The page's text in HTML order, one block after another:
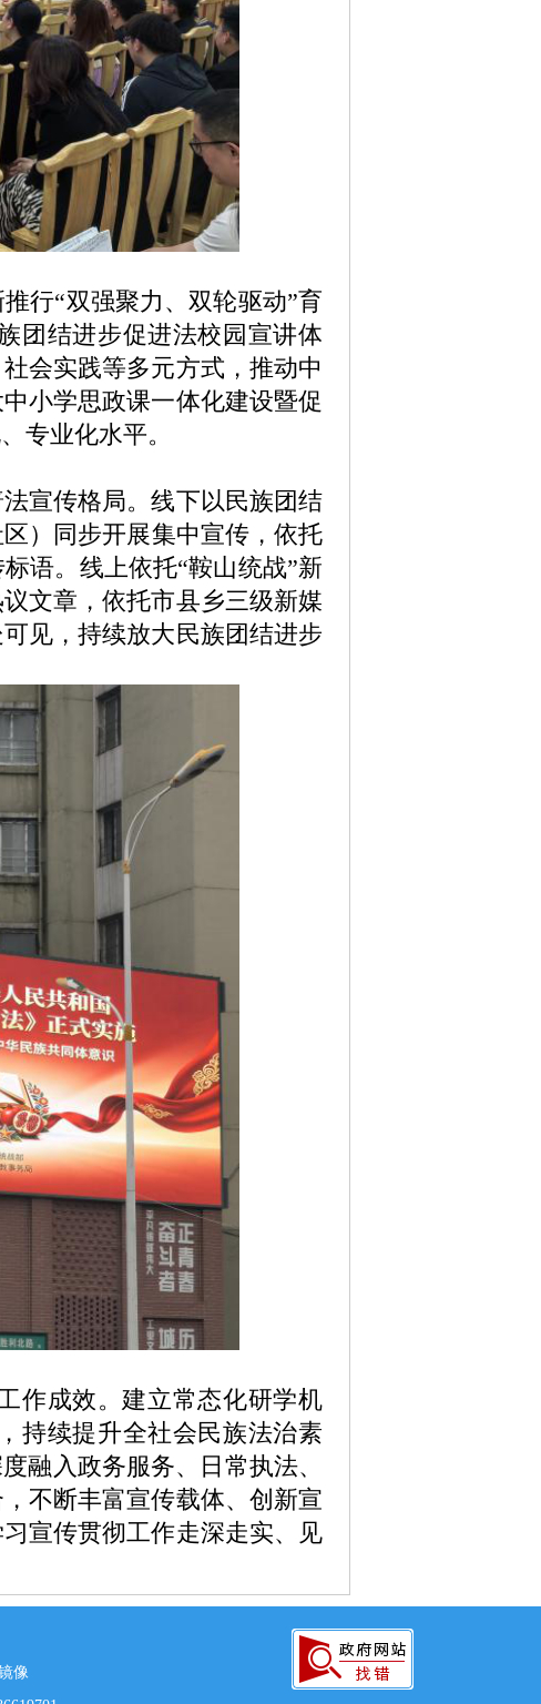
行“双强聚力、双轮驱动”育
团结进步促进法校园宣讲体
会实践等多元方式，推动中
小学思政课一体化建设暨促
专业化水平。
宣传格局。线下以民族团结
）同步开展集中宣传，依托
语。 线上依托“鞍山统战”新
文章，依托市县乡三级新媒
见，持续放大民族团结进步
作成效。建立常态化研学机
持续提升全社会民族法治素
融入政务服务、日常执法、
不断丰富宣传载体、创新宣
宣传贯彻工作走深走实、见
像